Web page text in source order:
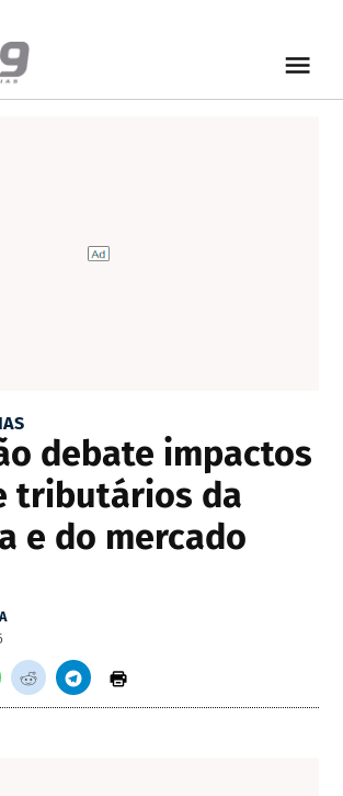
debate impactos
tributários da
e do mercado